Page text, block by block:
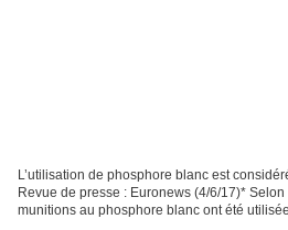
L’utilisation de phosphore blanc est
Revue de presse : Euronews (4/6/17)*
munitions au phosphore blanc ont été